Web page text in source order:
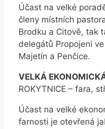
Účast na velké
členy místních
Brodku a Citově, tak
delegátů Propojeni
Majetín a Penčice.
VELKÁ
ROKYTNICE – fara,
Účast na velké
farnosti je otevřená